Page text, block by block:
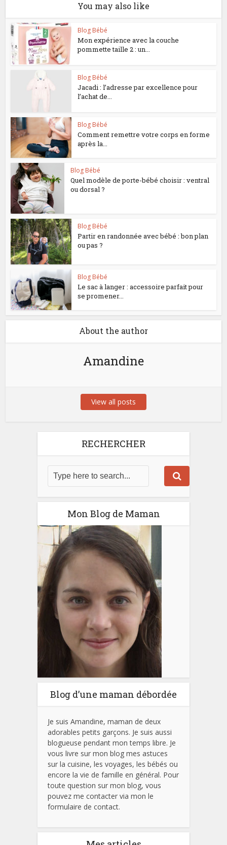
You may also like
Blog Bébé
Mon expérience avec la couche
pommette taille 2 : un...
Blog Bébé
Jacadi : l’adresse par excellence pour
l’achat de...
Blog Bébé
Comment remettre votre corps en forme
après la...
Blog Bébé
Quel modèle de porte-bébé choisir : ventral
ou dorsal ?
Blog Bébé
Partir en randonnée avec bébé : bon plan
ou pas ?
Blog Bébé
Le sac à langer : accessoire parfait pour
se promener...
About the author
Amandine
View all posts
RECHERCHER
Mon Blog de Maman
Blog d’une maman débordée
Je suis Amandine, maman de deux
adorables petits garçons. Je suis aussi
blogueuse pendant mon temps libre. Je
vous livre sur mon blog mes astuces
sur la cuisine, les voyages, les bébés ou
encore la vie de famille en général. Pour
toute question sur mon blog, vous
pouvez me contacter via mon le
formulaire de contact.